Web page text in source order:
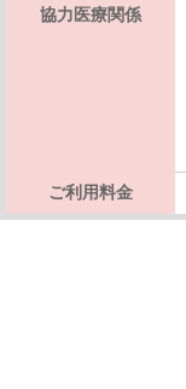
協力医療関係
ご利用料金